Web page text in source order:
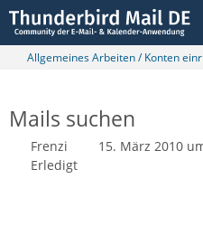
Allgemeines Arbeiten / Konten
Mails suchen
Frenzi 15. März 2010
Erledigt